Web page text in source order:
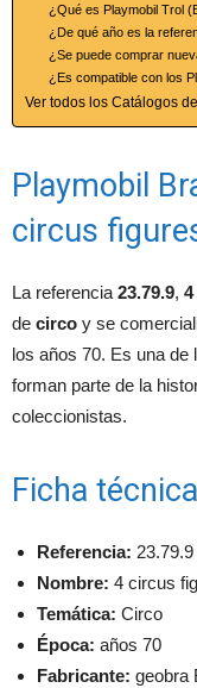
¿Qué es Playmobil Trol
¿De qué año es la
¿Se puede comprar
¿Es compatible con los
Ver todos los Catálogos
Playmobil
circus
La referencia 23.79.9,
de circo y se
los años 70. Es una
forman parte de la
coleccionistas.
Ficha técnica
Referencia:
Nombre: 4 circus
Temática: Circo
Época: años 70
Fabricante: geobra